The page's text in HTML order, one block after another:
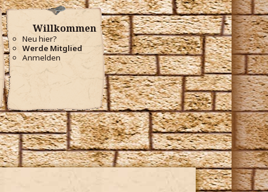
Willkommen
Neu hier?
Werde Mitglied
Anmelden